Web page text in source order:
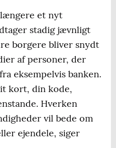
et nyt
stadig jævnligt
borgere bliver snydt
af personer, der
eksempelvis banken.
kort, din kode,
Hverken
vil bede om
ejendele, siger